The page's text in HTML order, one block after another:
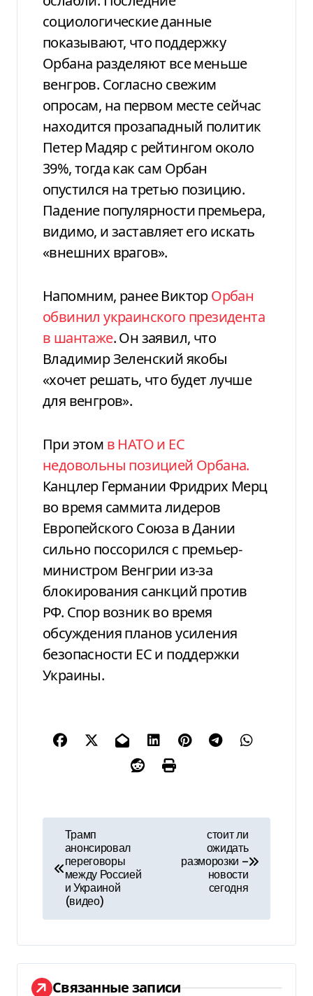
социологические данные
показывают, что поддержку
Орбана разделяют все меньше
венгров. Согласно свежим
опросам, на первом месте сейчас
находится прозападный политик
Петер Мадяр с рейтингом около
39%, тогда как сам Орбан
опустился на третью позицию.
Падение популярности премьера,
видимо, и заставляет его искать
«внешних врагов».
Напомним, ранее ВикторОрбан
обвинил украинского президента
в шантаже. Он заявил, что
Владимир Зеленский якобы
«хочет решать, что будет лучше
для венгров».
При этом в НАТО и ЕС
недовольны позицией Орбана.
Канцлер Германии Фридрих Мерц
во время саммита лидеров
Европейского Союза в Дании
сильно поссорился с премьер-
министром Венгрии из-за
блокирования санкций против
РФ. Спор возник во время
обсуждения планов усиления
безопасности ЕС и поддержки
Украины.
и
г
а
Трамп
анонсировал
переговоры
между Россией
и Украиной
(видео)
стоит ли
ожидать
разморозки —
новости
сегодня
Связанные записи